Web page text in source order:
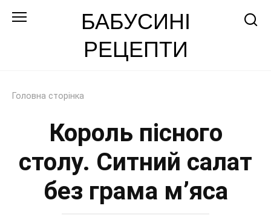
БАБУСИНІ
РЕЦЕПТИ
Головна сторінка
Король пісного
столу. Ситний салат
без грама м’яса